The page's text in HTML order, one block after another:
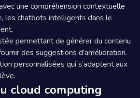
une compréhension contextuelle
les chatbots intelligents dans le
permettant de générer du contenu
des suggestions d’amélioration.
personnalisées qui s’adaptent aux
cloud computing